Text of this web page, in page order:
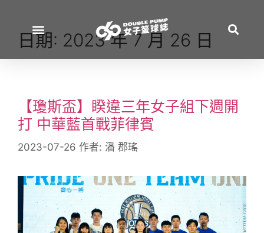
日期: 2023 年 7 月 26 日
【瓊斯盃】睽違三年女子組下週開
打 中華藍首戰菲律賓
2023-07-26 作者: 潘 郡瑤